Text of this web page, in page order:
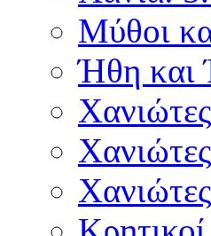
Μύθοι
Ήθη και